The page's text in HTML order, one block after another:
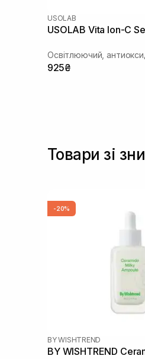
USOLAB
USOLAB Vita Ion-C
925₴
Товари зі
-20%
BY WISHTREND
BY WISHTREND